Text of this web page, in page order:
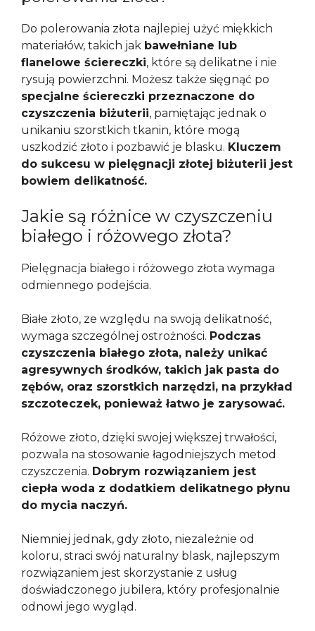
Do polerowania złota najlepiej użyć miękkich
materiałów, takich jak bawełniane lub
flanelowe ściereczki, które są delikatne i nie
rysują powierzchni. Możesz także sięgnąć po
specjalne ściereczki przeznaczone do
czyszczenia biżuterii, pamiętając jednak o
unikaniu szorstkich tkanin, które mogą
uszkodzić złoto i pozbawić je blasku. Kluczem
do sukcesu w pielęgnacji złotej biżuterii jest
bowiem delikatność.
Jakie są różnice w czyszczeniu
białego i różowego złota?
Pielęgnacja białego i różowego złota wymaga
odmiennego podejścia.
Białe złoto, ze względu na swoją delikatność,
wymaga szczególnej ostrożności. Podczas
czyszczenia białego złota, należy unikać
agresywnych środków, takich jak pasta do
zębów, oraz szorstkich narzędzi, na przykład
szczoteczek, ponieważ łatwo je zarysować.
Różowe złoto, dzięki swojej większej trwałości,
pozwala na stosowanie łagodniejszych metod
czyszczenia. Dobrym rozwiązaniem jest
ciepła woda z dodatkiem delikatnego płynu
do mycia naczyń.
Niemniej jednak, gdy złoto, niezależnie od
koloru, straci swój naturalny blask, najlepszym
rozwiązaniem jest skorzystanie z usług
doświadczonego jubilera, który profesjonalnie
odnowi jego wygląd.